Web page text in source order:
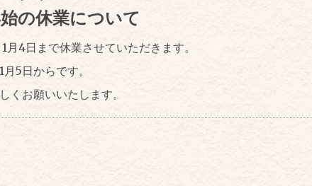
の休業について
月4日まで休業させていただきます。
5日からです。
くお願いいたします。